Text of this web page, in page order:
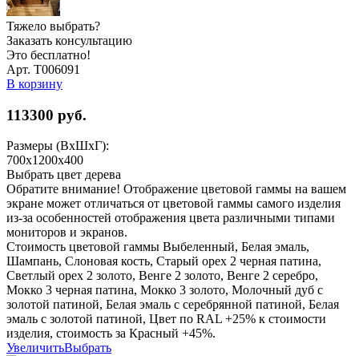
Тяжело выбрать?
Заказать консультацию
Это бесплатно!
Арт. Т006091
В корзину
113300 руб.
Размеры (ВхШхГ):
700x1200x400
Выбрать цвет дерева
Обратите внимание! Отображение цветовой гаммы на вашем
экране может отличаться от цветовой гаммы самого изделия
из-за особенностей отображения цвета различными типами
мониторов и экранов.
Стоимость цветовой гаммы Выбеленный, Белая эмаль,
Шампань, Слоновая кость, Старый орех 2 черная патина,
Светлый орех 2 золото, Венге 2 золото, Венге 2 серебро,
Мокко 3 черная патина, Мокко 3 золото, Молочный дуб с
золотой патиной, Белая эмаль с серебрянной патиной, Белая
эмаль с золотой патиной, Цвет по RAL +25% к стоимости
изделия, стоимость за Красный +45%.
УвеличитьВыбрать